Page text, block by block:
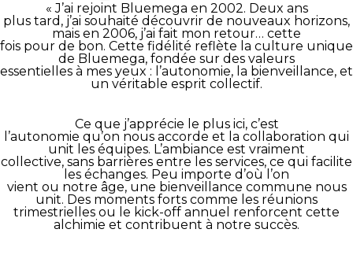
« J’ai rejoint Bluemega en 2002. Deux ans
plus tard, j’ai souhaité découvrir de nouveaux horizons,
mais en 2006, j’ai fait mon retour… cette
fois pour de bon. Cette fidélité reflète la culture unique
de Bluemega, fondée sur des valeurs
essentielles à mes yeux : l’autonomie, la bienveillance, et
un véritable esprit collectif.
Ce que j’apprécie le plus ici, c’est
l’autonomie qu’on nous accorde et la collaboration qui
unit les équipes. L’ambiance est vraiment
collective, sans barrières entre les services, ce qui facilite
les échanges. Peu importe d’où l’on
vient ou notre âge, une bienveillance commune nous
unit. Des moments forts comme les réunions
trimestrielles ou le kick-off annuel renforcent cette
alchimie et contribuent à notre succès.